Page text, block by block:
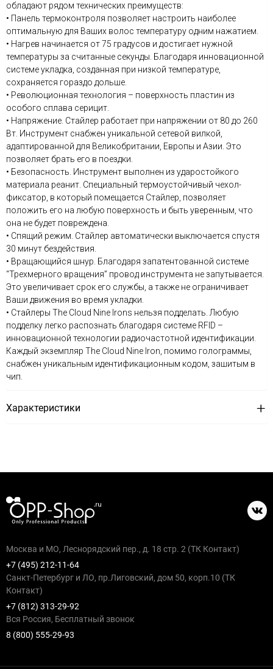
обладают рядом технических преимуществ:
• Панель термоконтроля позволяет настроить наиболее
оптимальную для Ваших волос температуру одним нажатием.
• Нагрев начинается от 75 градусов и достигает нужной
температуры за считанные секунды. Благодаря инновационной
системе укладка, созданная при низкой температуре,
сохраняется гораздо дольше.
• Революционная технология – поверхность пластин из
особого сплава серицит.
• Напряжение. Стайлер работает при напряжении от 80 до 260
Вт. Инструмент снабжен уникальной сетевой вилкой,
адаптированной для Великобритании, Европы и Азии. Это
позволяет брать его в поездки.
• Безопасность. Инструмент выполнен из ударостойкого
материала реанит. Специальный термоустойчивый чехол-
фиксатор, в который помещается Стайлер, позволяет
положить его на любую поверхность и быть уверенным, что
она не будет повреждена.
• Спящий режим. Стайлер автоматически выключается спустя
30 минут бездействия.
• Вращающийся шнур. Благодаря запатентованной системе
“Трехмерного вращения” провод инструмента не запутывается.
Это увеличивает срок его службы, а также не ограничивает
Ваши движения во время укладки.
• Стайлеры The Cloud Nine Irons нельзя подделать. Любую
подделку легко распознать благодаря системе RFID –
инновационной технологии радиочастотной идентификации.
Каждый экземпляр The Cloud Nine Iron, помимо голограммы,
снабжен уникальным идентификационным кодом, зашитым в
чип.
Характеристики
Москва и МО, Леснорядский пер., д. 18 стр. 2 (ТК Контакт)
+7 (495) 212-11-64
Санкт-Петербург и ЛО, пр.Лиговский, дом 50, корп.10 (ТК
Контакт)
+7 (812) 313-29-92
Вся Россия, Бесплатный звонок
8 (800) 555-29-93